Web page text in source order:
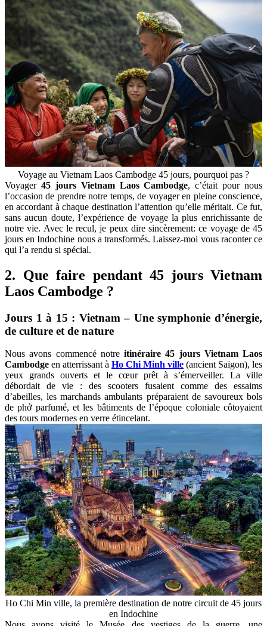
Voyage au Vietnam Laos Cambodge 45 jours, pourquoi pas ?
Voyager 45 jours Vietnam Laos Cambodge, c’était pour nous
l’occasion de prendre notre temps, de voyager en pleine conscience,
en accordant à chaque destination l’attention qu’elle méritait. Ce fut,
sans aucun doute, l’expérience de voyage la plus enrichissante de
notre vie. Avec le recul, je peux dire sincèrement: ce voyage de 45
jours en Indochine nous a transformés. Laissez-moi vous raconter ce
qui l’a rendu si spécial.
2. Que faire pendant 45 jours Vietnam
Laos Cambodge ?
Jours 1 à 15 : Vietnam – Une symphonie d’énergie,
de culture et de nature
Nous avons commencé notre itinéraire 45 jours Vietnam Laos
Cambodge en atterrissant à Ho Chi Minh ville (ancient Saïgon), les
yeux grands ouverts et le cœur prêt à s’émerveiller. La ville
débordait de vie : des scooters fusaient comme des essaims
d’abeilles, les marchands ambulants préparaient de savoureux bols
de phở parfumé, et les bâtiments de l’époque coloniale côtoyaient
des tours modernes en verre étincelant.
Ho Chi Min ville, la première destination de notre circuit de 45 jours
en Indochine